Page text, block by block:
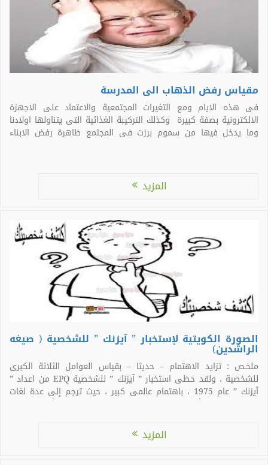
مقياس رفض الذهاب الى المدرسة
فى هذه الايام ومع التغيرات المجتمعية والاعتماد على الاجهزة
الالكترونية بصفة كبيرة وكذلك التركيبة الغذائية التى يتناولها اولادنا
وما يدخل فيها من سموم برزت فى المجتمع ظاهرة رفض الابناء
المزيد
الصورة الكويتية لإستخبار ” آيزنك ” للشخصية ( صيغه
الراشدين)
ملخـص : تزايد الاهتمام – حديثا – بقياس العوامل الثلاثة الكبرى
للشخصية ، ولقد حظى استخبار ” آيزنك ” للشخصية EPQ من اعداد ”
آيزنك ” عام 1975 ، باهتمام عالمى كبير ، حيث ترجم إلى عدة لغات
مختلفة ، وبذلك أصبح – خلال السنوات الأخيرة – واحد من أكثر […]
المزيد